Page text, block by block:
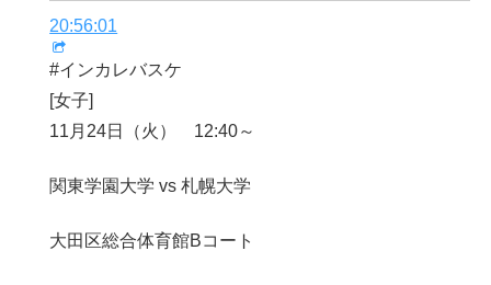
20:56:01
#インカレバスケ
[女子]
11月24日（火） 12:40～
関東学園大学 vs 札幌大学
大田区総合体育館Bコート